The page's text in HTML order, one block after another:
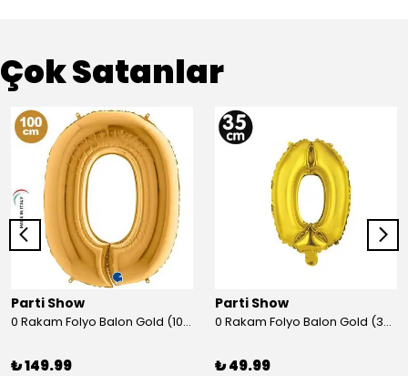
Çok Satanlar
Parti Show
0 Rakam Folyo Balon Gold (100x70 cm)
₺ 149.99
Parti Show
0 Rakam Folyo Balon Gold (35 cm)
₺ 49.99